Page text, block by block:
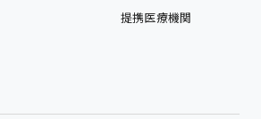
提携医療機関